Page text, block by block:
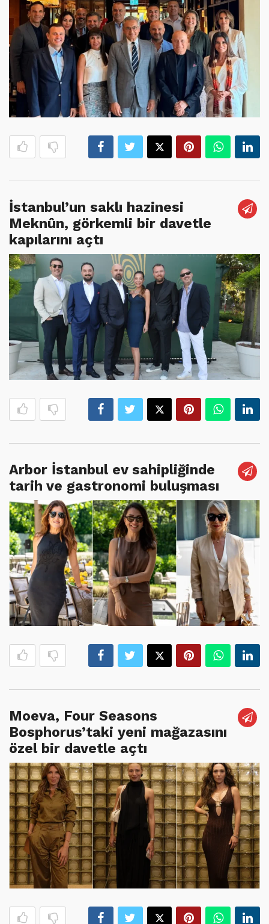
İstanbul’un saklı hazinesi
Meknûn, görkemli bir davetle
kapılarını açtı
Arbor İstanbul ev sahipliğinde
tarih ve gastronomi buluşması
Moeva, Four Seasons
Bosphorus’taki yeni mağazasını
özel bir davetle açtı